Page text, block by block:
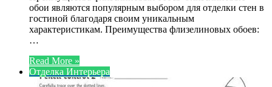
обои являются популярным выбором для отделки стен в
гостиной благодаря своим уникальным
характеристикам. Преимущества флизелиновых обоев:
…
Read More »
Отделка Интерьера